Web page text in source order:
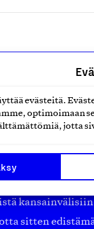
evästeitä.
optimoimaan
jotta
kansainvälisiin
sitten